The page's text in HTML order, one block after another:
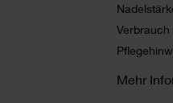
Verbrauch
Mehr